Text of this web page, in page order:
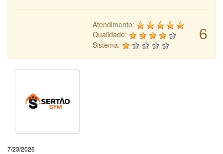
6
Atendimento:
Qualidade:
Sistema:
7/23/2026